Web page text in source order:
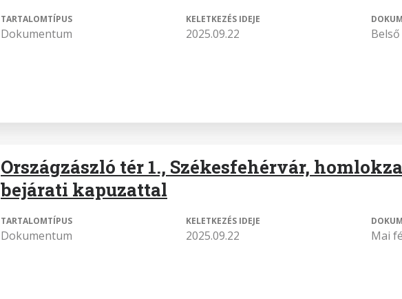
TARTALOMTÍPUS
Dokumentum
KELETKEZÉS IDEJE
2025.09.22
Országzászló tér 1., Székesfehérvár,
bejárati kapuzattal
TARTALOMTÍPUS
Dokumentum
KELETKEZÉS IDEJE
2025.09.22 Mai